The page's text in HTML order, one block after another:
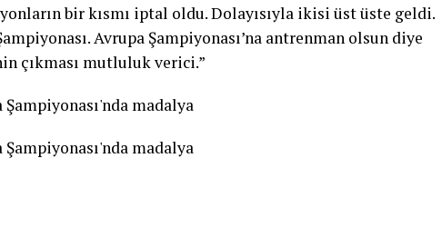
bir kısmı iptal oldu. Dolayısıyla ikisi üst üste geldi.
Avrupa Şampiyonası’na antrenman olsun diye
çıkması mutluluk verici.”